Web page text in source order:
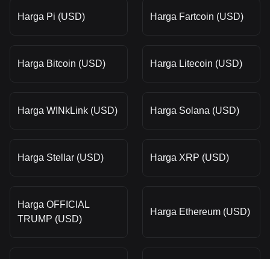
Harga Pi (USD) Harga Fartcoin (USD)
Harga Bitcoin (USD) Harga Litecoin (USD)
Harga WINkLink (USD) Harga Solana (USD)
Harga Stellar (USD) Harga XRP (USD)
Harga OFFICIAL
TRUMP (USD)
Harga Ethereum (USD)